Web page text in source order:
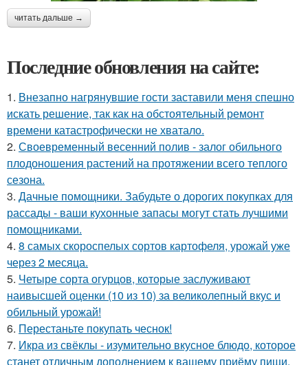
читать дальше →
Последние обновления на сайте:
1. Внезапно нагрянувшие гости заставили меня спешно
искать решение, так как на обстоятельный ремонт
времени катастрофически не хватало.
2. Своевременный весенний полив - залог обильного
плодоношения растений на протяжении всего теплого
сезона.
3. Дачные помощники. Забудьте о дорогих покупках для
рассады - ваши кухонные запасы могут стать лучшими
помощниками.
4. 8 самых скороспелых сортов картофеля, урожай уже
через 2 месяца.
5. Четыре сорта огурцов, которые заслуживают
наивысшей оценки (10 из 10) за великолепный вкус и
обильный урожай!
6. Перестаньте покупать чеснок!
7. Икра из свёклы - изумительно вкусное блюдо, которое
станет отличным дополнением к вашему приёму пищи,